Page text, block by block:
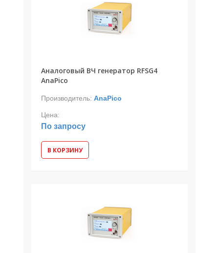
Аналоговый ВЧ генератор RFSG4
AnaPico
Производитель: AnaPico
Цена:
По запросу
В КОРЗИНУ